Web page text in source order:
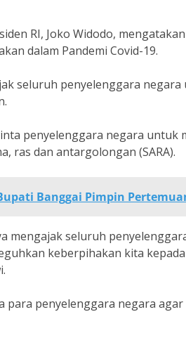
RI, Joko Widodo,
dalam Pandemi Covid-19.
seluruh penyelenggara
penyelenggara negara untuk
ras dan antargolongan (SARA).
Banggai Pimpin
mengajak seluruh
keberpihakan kita
para penyelenggara negara